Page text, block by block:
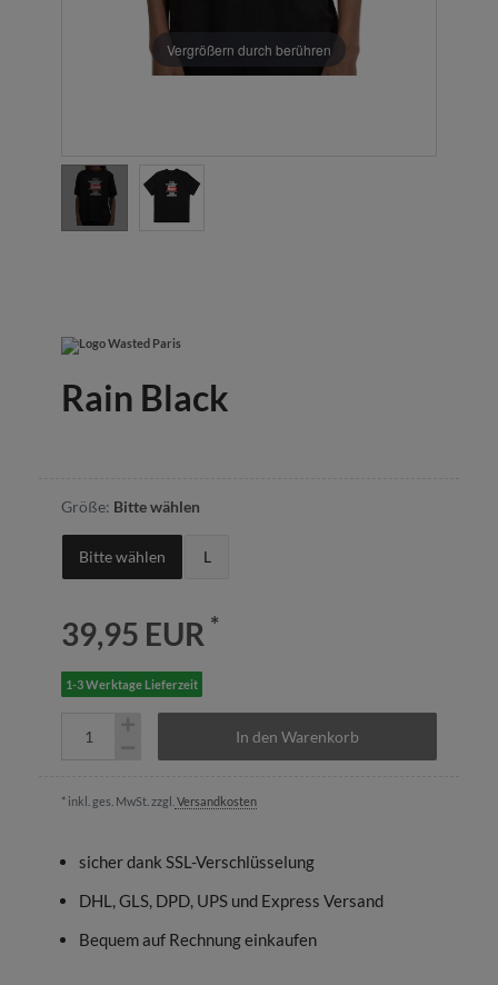
Vergrößern durch berühren
Rain Black
Größe: Bitte wählen
Bitte wählen L
39,95 EUR *
1-3 Werktage Lieferzeit
In den Warenkorb
* inkl. ges. MwSt. zzgl. Versandkosten
sicher dank SSL-Verschlüsselung
DHL, GLS, DPD, UPS und Express Versand
Bequem auf Rechnung einkaufen